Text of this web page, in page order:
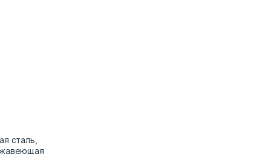
сталь,